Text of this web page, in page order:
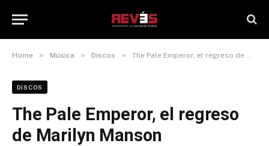
Home » Música » Discos » The Pale Emperor, el regreso de Marilyn Manson
DISCOS
The Pale Emperor, el regreso
de Marilyn Manson